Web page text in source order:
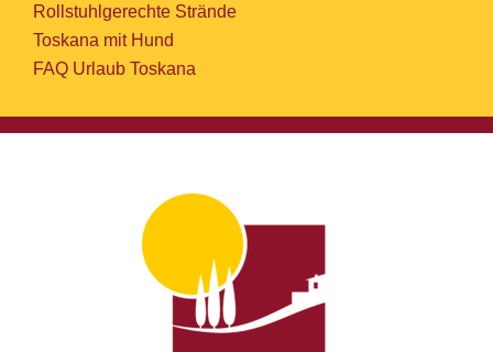
Rollstuhlgerechte Strände
Toskana mit Hund
FAQ Urlaub Toskana